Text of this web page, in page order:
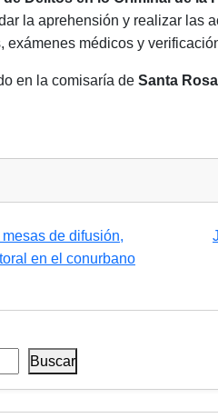
la aprehensión y realizar las
exámenes médicos y
en la comisaría de Santa
de difusión,
en el conurbano
Buscar